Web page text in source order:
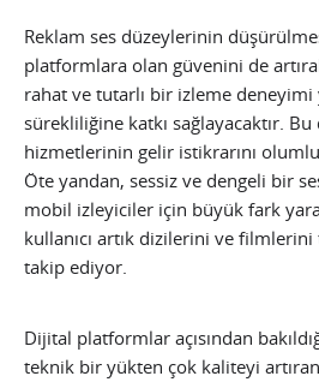
Reklam ses düzeylerinin
platformlara olan güvenini de
rahat ve tutarlı bir izleme deneyimi
sürekliliğine katkı sağlayacaktır.
hizmetlerinin gelir istikrarını
Öte yandan, sessiz ve dengeli bir
mobil izleyiciler için büyük fark
kullanıcı artık dizilerini ve
takip ediyor.
Dijital platformlar açısından
teknik bir yükten çok kaliteyi